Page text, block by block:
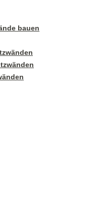
bauen